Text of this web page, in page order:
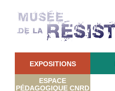
EXPOSITIONS
ESPACE
PÉDAGOGIQUE CNRD